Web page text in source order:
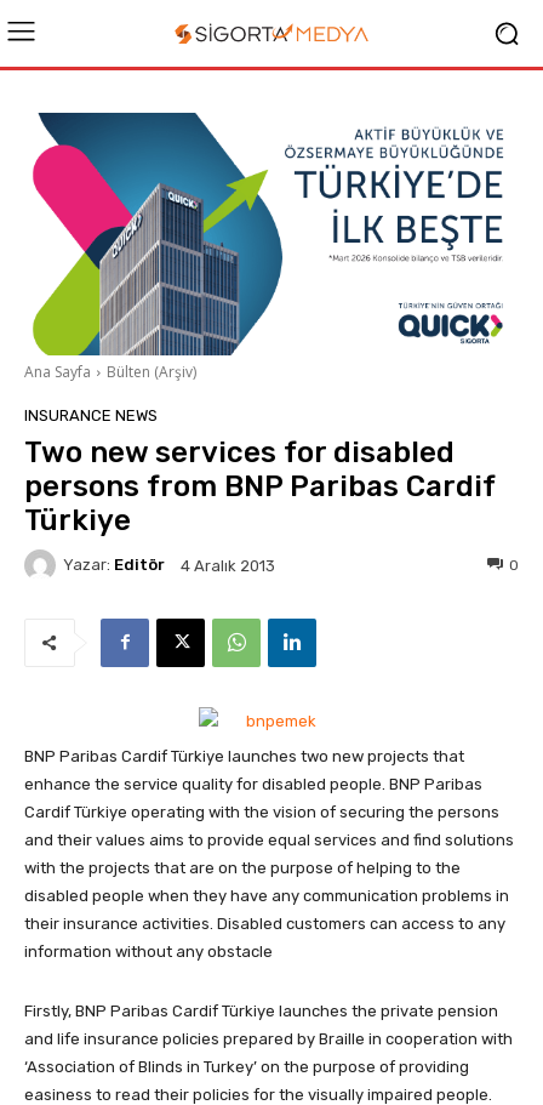
Ana Sayfa Bülten (Arşiv)
INSURANCE NEWS
Two new services for disabled
persons from BNP Paribas Cardif
Türkiye
Yazar: Editör 4 Aralık 2013 0
BNP Paribas Cardif Türkiye launches two new projects that
enhance the service quality for disabled people. BNP Paribas
Cardif Türkiye operating with the vision of securing the persons
and their values aims to provide equal services and find solutions
with the projects that are on the purpose of helping to the
disabled people when they have any communication problems in
their insurance activities. Disabled customers can access to any
information without any obstacle
Firstly, BNP Paribas Cardif Türkiye launches the private pension
and life insurance policies prepared by Braille in cooperation with
‘Association of Blinds in Turkey’ on the purpose of providing
easiness to read their policies for the visually impaired people.